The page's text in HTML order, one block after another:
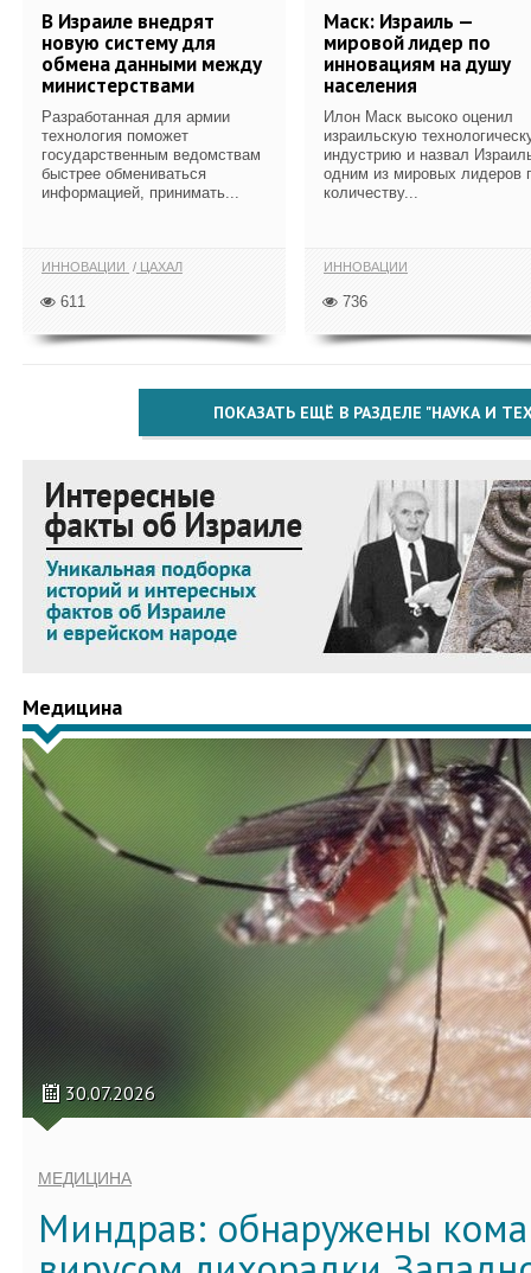
В Израиле внедрят
новую систему для
обмена данными между
министерствами
Разработанная для армии
технология поможет
государственным ведомствам
быстрее обмениваться
информацией, принимать...
ИННОВАЦИИ ЦАХАЛ
611
Маск: Израиль —
мировой лидер по
инновациям на душу
населения
Илон Маск высоко оценил
израильскую
индустрию и назвал
одним из мировых лидеров
количеству...
ИННОВАЦИИ
736
ПОКАЗАТЬ ЕЩЁ В РАЗДЕЛЕ "НАУКА И
Медицина
30.07.2026
МЕДИЦИНА
Миндрав: обнаружены